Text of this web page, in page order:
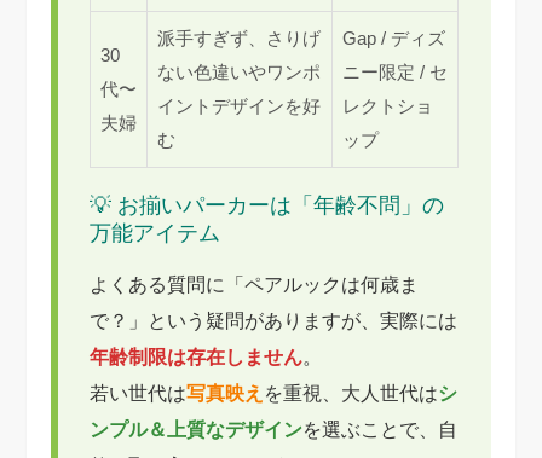
30
代〜
夫婦
派手すぎず、さりげ
ない色違いやワンポ
イントデザインを好
む
Gap / ディズ
ニー限定 / セ
レクトショ
ップ
💡 お揃いパーカーは「年齢不問」の
万能アイテム
よくある質問に「ペアルックは何歳ま
で？」という疑問がありますが、実際には
年齢制限は存在しません。
若い世代は写真映え を重視、大人世代はシ
ンプル＆上質なデザインを選ぶことで、自